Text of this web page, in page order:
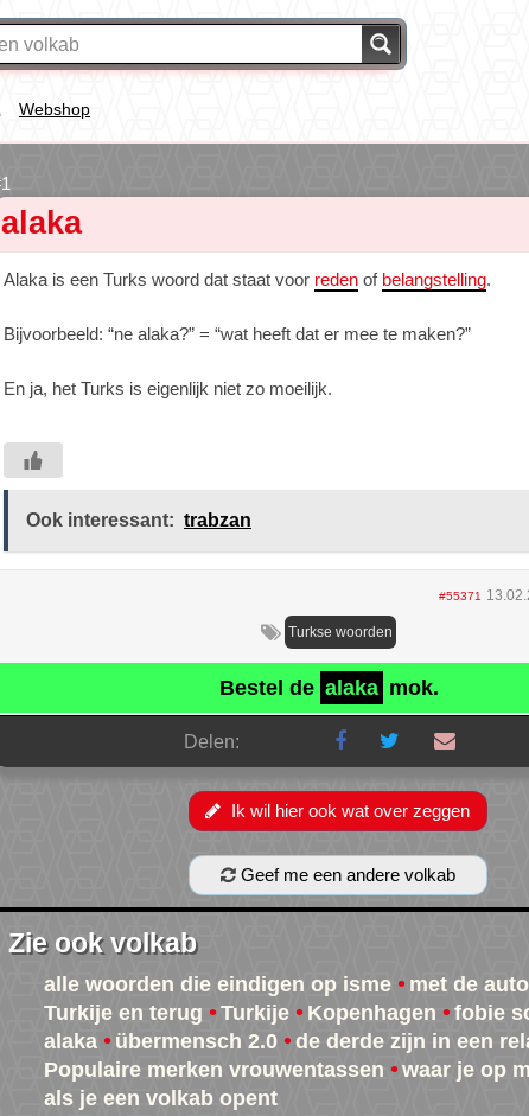
Webshop
alaka
Alaka is een Turks woord dat staat voor reden of belangstelling.
Bijvoorbeeld: “ne alaka?” = “wat heeft dat er mee te maken?”
En ja, het Turks is eigenlijk niet zo moeilijk.
Ook interessant: trabzan
#55371
Turkse woorden
Bestel de alaka mok.
Delen:
Ik wil hier ook wat over zeggen
Geef me een andere volkab
Zie ook volkab
alle woorden die eindigen op isme
met de
Turkije en terug
Turkije Kopenhagen
fobie
alaka
übermensch 2.0
de derde zijn in een
Populaire merken vrouwentassen
waar je op
als je een volkab opent